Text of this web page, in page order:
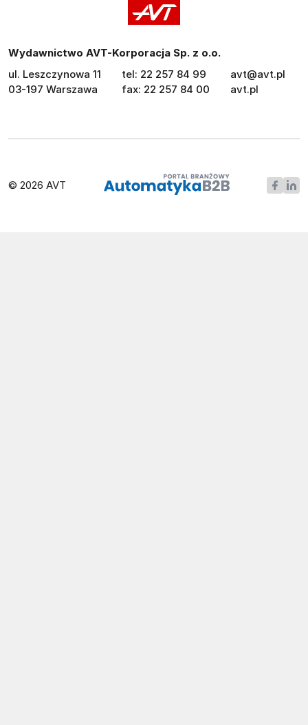
Wydawnictwo AVT-Korporacja Sp. z o.o.
ul. Leszczynowa 11
03-197 Warszawa
tel: 22 257 84 99
fax: 22 257 84 00
avt@avt.pl
avt.pl
© 2026 AVT